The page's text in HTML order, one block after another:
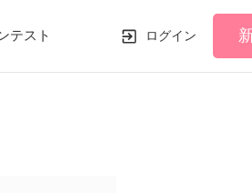
テスト ログイン